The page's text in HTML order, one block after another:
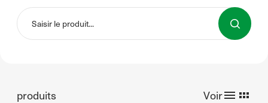
produits Voir